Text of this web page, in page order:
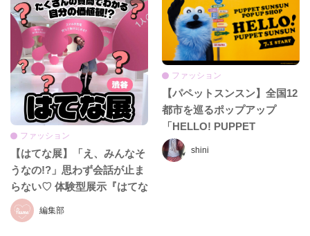
編集部
ファッション
【はてな展】「え、みんなそ
うなの!?」思わず会話が止ま
らない♡ 体験型展示『はてな
展』に行ってきたレポ
shini
ファッション
【パペットスンスン】全国12
都市を巡るポップアップ
「HELLO! PUPPET
SUNSUN」が7月1日スター
ト♡ご当地限定グッズも初登